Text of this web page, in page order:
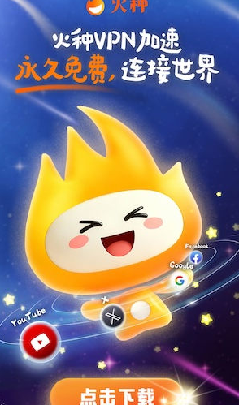
支持[0] 反对
支持
反对 [0]
支持[0] 反对[0]